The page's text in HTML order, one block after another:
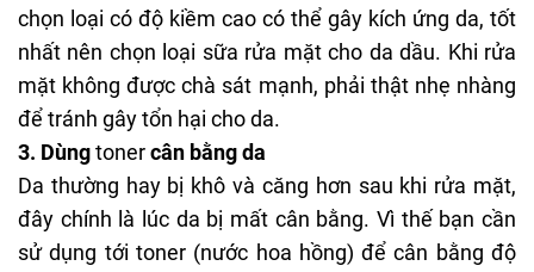
chọn loại có độ kiềm cao có thể gây kích ứng da, tốt
nhất nên chọn loại sữa rửa mặt cho da dầu. Khi rửa
mặt không được chà sát mạnh, phải thật nhẹ nhàng
để tránh gây tổn hại cho da.
3. Dùngtonercân bằng da
Da thường hay bị khô và căng hơn sau khi rửa mặt,
đây chính là lúc da bị mất cân bằng. Vì thế bạn cần
sử dụng tới toner (nước hoa hồng) để cân bằng độ